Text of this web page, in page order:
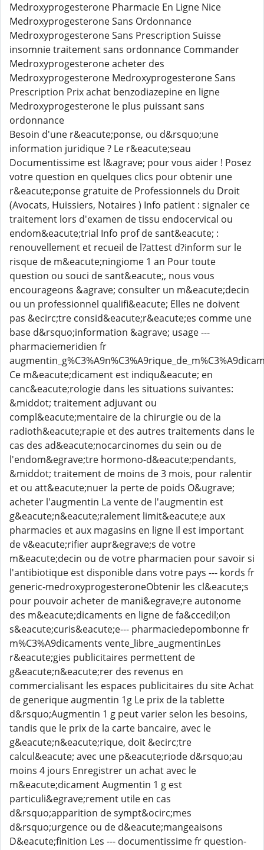
Medroxyprogesterone Pharmacie En Ligne Nice
Medroxyprogesterone Sans Ordonnance
Medroxyprogesterone Sans Prescription Suisse
insomnie traitement sans ordonnance Commander
Medroxyprogesterone acheter des
Medroxyprogesterone Medroxyprogesterone Sans
Prescription Prix achat benzodiazepine en ligne
Medroxyprogesterone le plus puissant sans
ordonnance
Besoin d'une r&eacute;ponse, ou d&rsquo;une
information juridique ? Le r&eacute;seau
Documentissime est l&agrave; pour vous aider ! Posez
votre question en quelques clics pour obtenir une
r&eacute;ponse gratuite de Professionnels du Droit
(Avocats, Huissiers, Notaires ) Info patient : signaler ce
traitement lors d'examen de tissu endocervical ou
endom&eacute;trial Info prof de sant&eacute; :
renouvellement et recueil de l?attest d?inform sur le
risque de m&eacute;ningiome 1 an Pour toute
question ou souci de sant&eacute;, nous vous
encourageons &agrave; consulter un m&eacute;decin
ou un professionnel qualifi&eacute; Elles ne doivent
pas &ecirc;tre consid&eacute;r&eacute;es comme une
base d&rsquo;information &agrave; usage ---
pharmaciemeridien fr
Ce m&eacute;dicament est indiqu&eacute; en
canc&eacute;rologie dans les situations suivantes:
&middot; traitement adjuvant ou
compl&eacute;mentaire de la chirurgie ou de la
radioth&eacute;rapie et des autres traitements dans le
cas des ad&eacute;nocarcinomes du sein ou de
l'endom&egrave;tre hormono-d&eacute;pendants,
&middot; traitement de moins de 3 mois, pour ralentir
et ou att&eacute;nuer la perte de poids O&ugrave;
acheter l'augmentin La vente de l'augmentin est
g&eacute;n&eacute;ralement limit&eacute;e aux
pharmacies et aux magasins en ligne Il est important
de v&eacute;rifier aupr&egrave;s de votre
m&eacute;decin ou de votre pharmacien pour savoir si
l'antibiotique est disponible dans votre pays --- kords fr
generic-medroxyprogesteroneObtenir les cl&eacute;s
pour pouvoir acheter de mani&egrave;re autonome
des m&eacute;dicaments en ligne de fa&ccedil;on
s&eacute;curis&eacute;e--- pharmaciedepombonne fr
m%C3%A9dicaments vente_libre_augmentinLes
r&eacute;gies publicitaires permettent de
g&eacute;n&eacute;rer des revenus en
commercialisant les espaces publicitaires du site Achat
de generique augmentin 1g Le prix de la tablette
d&rsquo;Augmentin 1 g peut varier selon les besoins,
tandis que le prix de la carte bancaire, avec le
g&eacute;n&eacute;rique, doit &ecirc;tre
calcul&eacute; avec une p&eacute;riode d&rsquo;au
moins 4 jours Enregistrer un achat avec le
m&eacute;dicament Augmentin 1 g est
particuli&egrave;rement utile en cas
d&rsquo;apparition de sympt&ocirc;mes
d&rsquo;urgence ou de d&eacute;mangeaisons
D&eacute;finition Les --- documentissime fr question-